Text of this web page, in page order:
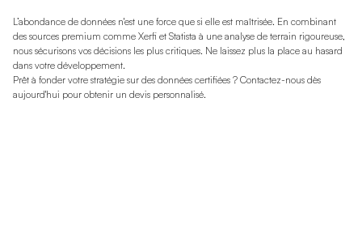
L’abondance de données n'est une force que si elle est maîtrisée. En combinant
des sources premium comme Xerfi et Statista à une analyse de terrain rigoureuse,
nous sécurisons vos décisions les plus critiques. Ne laissez plus la place au hasard
dans votre développement.
Prêt à fonder votre stratégie sur des données certifiées ? Contactez-nous dès
aujourd'hui pour obtenir un devis personnalisé.